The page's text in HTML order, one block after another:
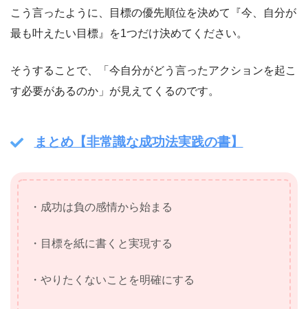
こう言ったように、目標の優先順位を決めて『今、自分が
最も叶えたい目標』を1つだけ決めてください。
そうすることで、「今自分がどう言ったアクションを起こ
す必要があるのか」が見えてくるのです。
まとめ【非常識な成功法実践の書】
・成功は負の感情から始まる
・目標を紙に書くと実現する
・やりたくないことを明確にする